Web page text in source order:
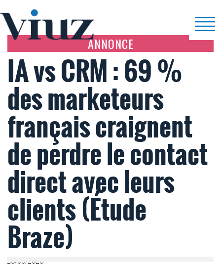
ANNONCE
IA vs CRM : 69 %
des marketeurs
français craignent
de perdre le contact
direct avec leurs
clients (Étude
Braze)
26/06/2026